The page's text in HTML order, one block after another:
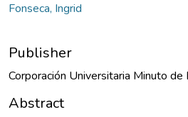
Fonseca, Ingrid
Publisher
Corporación Universitaria Minuto de
Abstract